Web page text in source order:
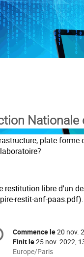
Nationale
plate-forme
restitution libre d'un
restit-anf-paas.pdf).
Date/Heure
Commence le20 nov.
Finit le25 nov. 2022,
Toutes
Europe/Paris